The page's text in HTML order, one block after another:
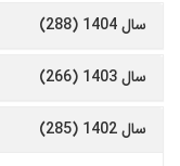
سال 1404 (288)
سال 1403 (266)
سال 1402 (285)